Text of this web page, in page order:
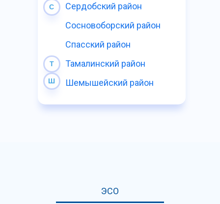
С
Сердобский район
Сосновоборский район
Спасский район
Т Тамалинский район
Ш Шемышейский район
ЭСО